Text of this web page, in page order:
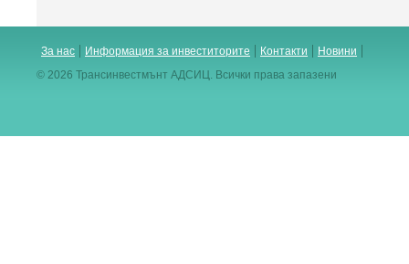
За нас Информация за инвеститорите Контакти
Новини
© 2026 Трансинвестмънт АДСИЦ. Всички права запазени